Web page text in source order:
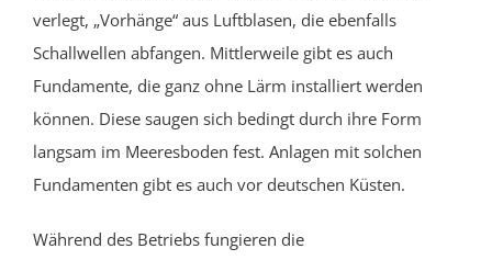
verlegt, „Vorhänge“ aus Luftblasen, die ebenfalls
Schallwellen abfangen. Mittlerweile gibt es auch
Fundamente, die ganz ohne Lärm installiert werden
können. Diese saugen sich bedingt durch ihre Form
langsam im Meeresboden fest. Anlagen mit solchen
Fundamenten gibt es auch vor deutschen Küsten.
Während des Betriebs fungieren die